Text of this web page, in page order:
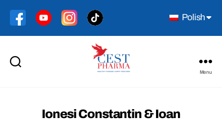
Polish
Menu
Ionesi Constantin & Ioan